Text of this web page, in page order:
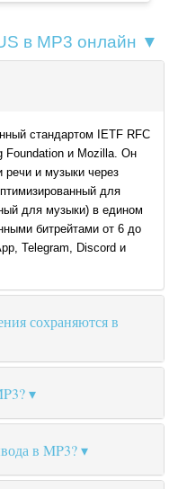
в MP3 онлайн ▼
стандартом IETF RFC
Foundation и Mozilla. Он
речи и музыки через
для
для музыки) в едином
битрейтами от 6 до
Telegram, Discord и
сохраняются в
в MP3?